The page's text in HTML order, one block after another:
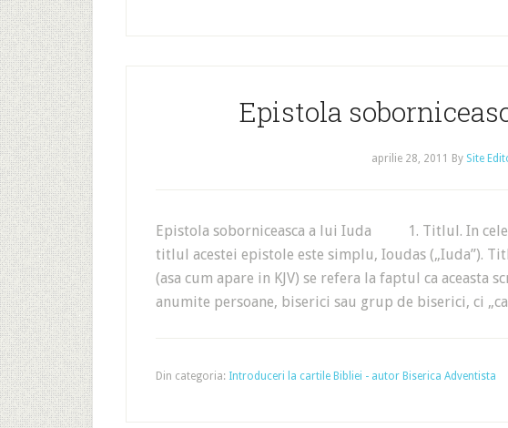
Epistola
aprilie 28, 2011 By Site
Epistola soborniceasca a lui Iuda 1. Titlul. In cele
titlul acestei epistole este simplu, Ioudas („Iuda”).
(asa cum apare in KJV) se refera la faptul ca aceasta
anumite persoane, biserici sau grup de biserici, ci
Din categoria: Introduceri la cartile Bibliei - autor Biserica Adventista